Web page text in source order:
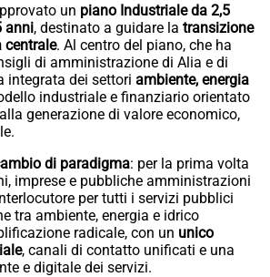
un piano Industriale da 2,5
anni, destinato a guidare la transizione
centrale. Al centro del piano, che ha
di amministrazione di Alia e di
integrata dei settori ambiente, energia
industriale e finanziario orientato
generazione di valore economico,
di paradigma: per la prima volta
imprese e pubbliche amministrazioni
per tutti i servizi pubblici
tra ambiente, energia e idrico
radicale, con un unico
, canali di contatto unificati e una
e digitale dei servizi.